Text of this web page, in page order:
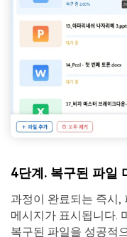
4단계. 복구된 파일
과정이 완료되는 즉시,
메시지가 표시됩니다.
복구된 파일을 성공적